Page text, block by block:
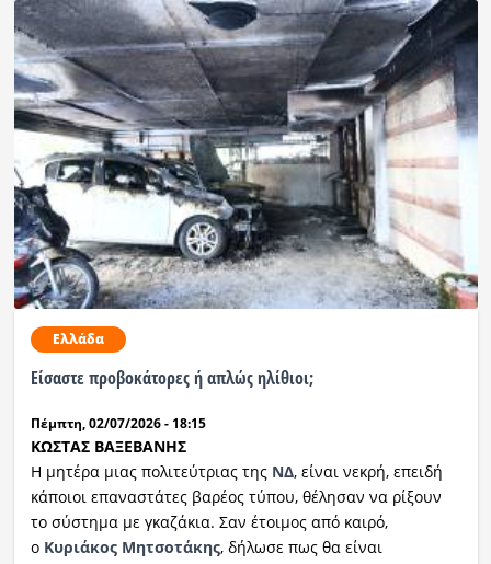
Ελλάδα
Είσαστε προβοκάτορες ή απλώς ηλίθιοι;
Πέμπτη, 02/07/2026 - 18:15
ΚΩΣΤΑΣ ΒΑΞΕΒΑΝΗΣ
Η μητέρα μιας πολιτεύτριας της ΝΔ, είναι νεκρή, επειδή
κάποιοι επαναστάτες βαρέος τύπου, θέλησαν να ρίξουν
το σύστημα με γκαζάκια. Σαν έτοιμος από καιρό,
ο Κυριάκος Μητσοτάκης, δήλωσε πως θα είναι